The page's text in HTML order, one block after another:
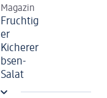
Magazin
Fruchtig
er
Kicherer
bsen-
Salat